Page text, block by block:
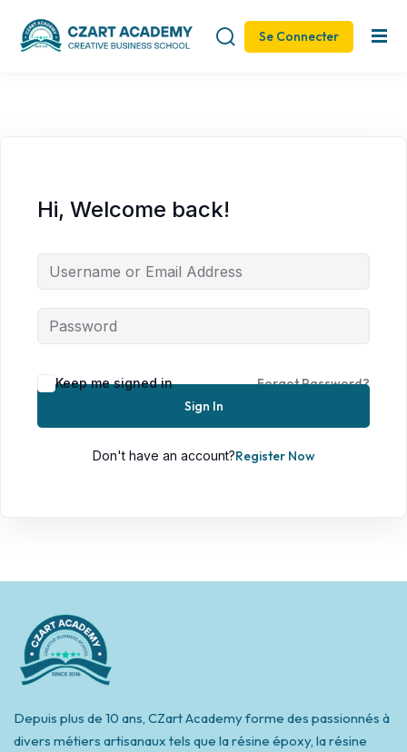
Se Connecter
Hi, Welcome back!
Keep me signed in
Forgot Password?
Sign In
Don't have an account?Register Now
Depuis plus de 10 ans, CZart Academy forme des passionnés à
divers métiers artisanaux tels que la résine époxy, la résine
Sign in Sign up
Remember me Lost your password?